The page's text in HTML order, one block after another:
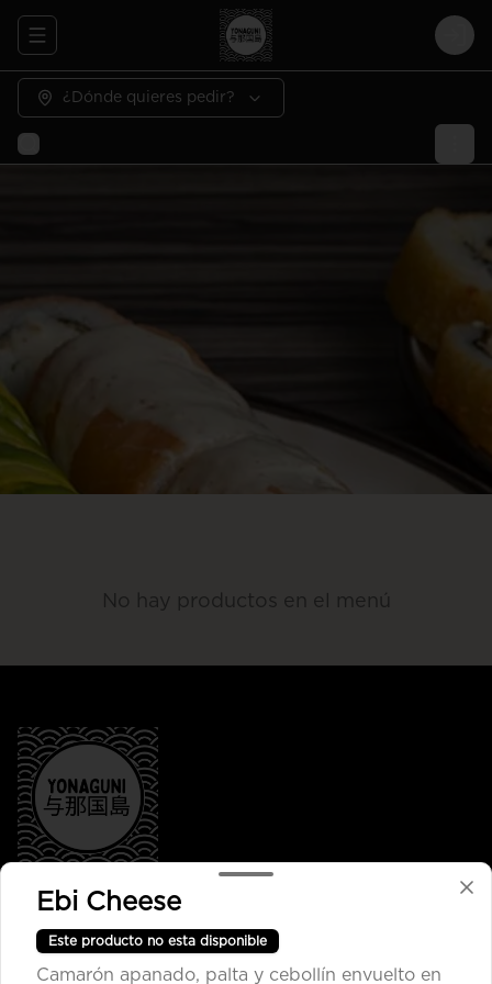
Abrir menu de navegación
¿Dónde quieres pedir?
No hay productos en el menú
Conócenos
Despacho
Ebi Cheese
Este producto no esta disponible
Camarón apanado, palta y cebollín envuelto en